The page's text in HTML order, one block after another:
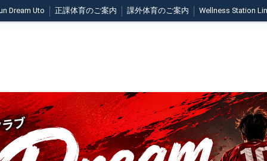
Dream Uto 正課体育のご案内 課外体育のご案内 Wellness Station